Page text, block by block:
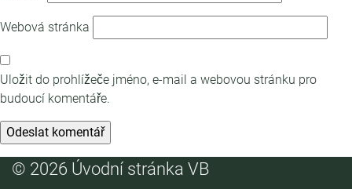
Webová stránka
Uložit do prohlížeče jméno, e-mail a webovou stránku pro
budoucí komentáře.
© 2026 Úvodní stránka VB